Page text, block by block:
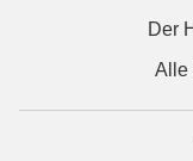
Der
Alle